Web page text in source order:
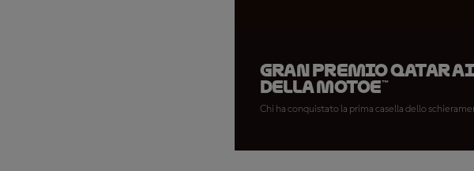
Gran Premio Qatar
della MotoE™
Chi ha conquistato la prima casella dello